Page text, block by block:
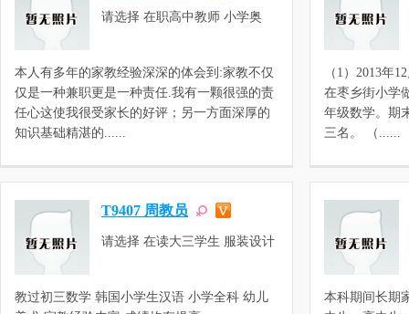
请选择 在职高中教师 小学奥
初二数学，初三数学，高中数理
化，高一数学，高二数学，高三
数学，高三化学，高二化学，高
本人有多年的家教经验深深的体会到:家教不仅
仅是一种兼职更是一种责任.我有一颗很强的责
任心这使我很受家长的好评；另一方面深厚的
知识基础精湛的......
（1）2013年
在枣乡街小学
年级数学。期
三名。 （......
T9407 周教员
请选择 在读大三学生 服装设计
教过初三数学 韩国小学生汉语 小学全科 幼儿
本科期间长期